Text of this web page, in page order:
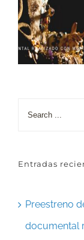
Entradas
Preestreno
documental